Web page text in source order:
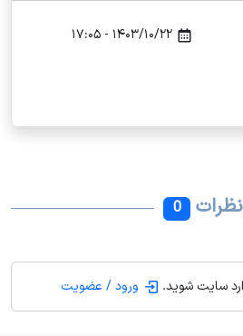
۱۴۰۳/۱۰/۲۲ - ۱۷:۰۵
نظرات 0
سایت شوید. ورود / عضویت